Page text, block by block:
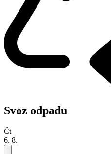
Svoz odpadu
Čt
6. 8.